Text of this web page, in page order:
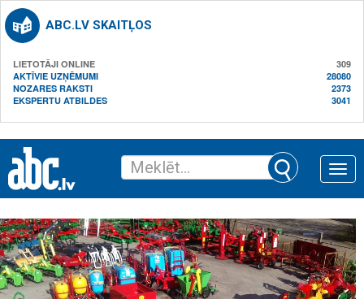
ABC.LV SKAITĻOS
LIETOTĀJI ONLINE
309
AKTĪVIE UZŅĒMUMI
28080
NOZARES RAKSTI
2373
EKSPERTU ATBILDES
3041
Toggle